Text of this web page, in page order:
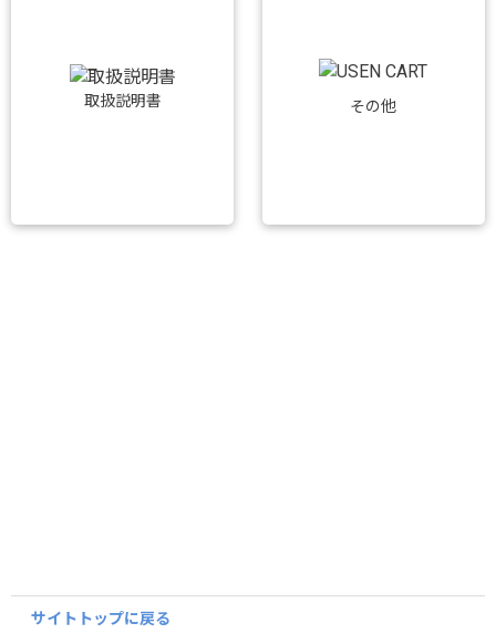
取扱説明書 その他
サイトトップに戻る